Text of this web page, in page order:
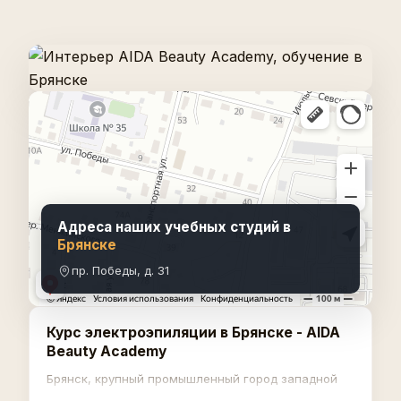
Адреса наших учебных студий в
Брянске
пр. Победы, д. 31
Курс электроэпиляции в Брянске - AIDA
Beauty Academy
Брянск, крупный промышленный город западной